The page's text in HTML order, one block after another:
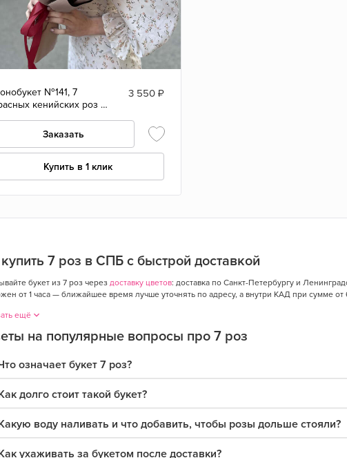
№141, 7
кенийских роз с
3 550₽
Заказать
Купить в 1 клик
купить 7 роз в СПБ с быстрой доставкой
букет из 7 роз через доставку цветов: доставка по Санкт-Петербургу и
от 1 часа — ближайшее время лучше уточнять по адресу, а внутри КАД при сумме от
ещё
на популярные вопросы про 7 роз
означает букет 7 роз?
долго стоит такой букет?
воду наливать и что добавить, чтобы розы дольше стояли?
ухаживать за букетом после доставки?